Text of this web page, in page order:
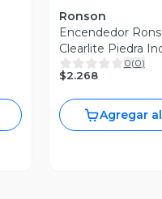
Ronson
Encendedor
Clearlite Piedra
0(0)
$2.268
Agregar